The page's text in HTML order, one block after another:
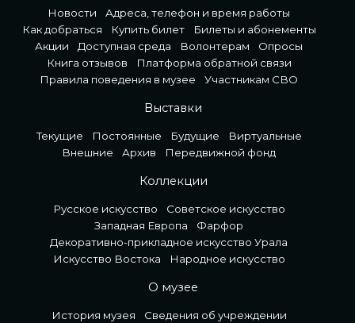
Новости
Адреса, телефон и время работы
Как добраться
Купить билет
Билеты и абонементы
Акции
Доступная среда Волонтерам
Опросы
Книга отзывов
Платформа обратной связи
Правила поведения в музее
Участникам СВО
Выставки
Текущие Постоянные Будущие
Виртуальные
Внешние
Архив Передвижной фонд
Коллекции
Русское искусство
Советское искусство
Западная Европа
Фарфор
Декоративно-прикладное искусство Урала
Искусство Востока
Народное искусство
О музее
История музея
Сведения об учреждении